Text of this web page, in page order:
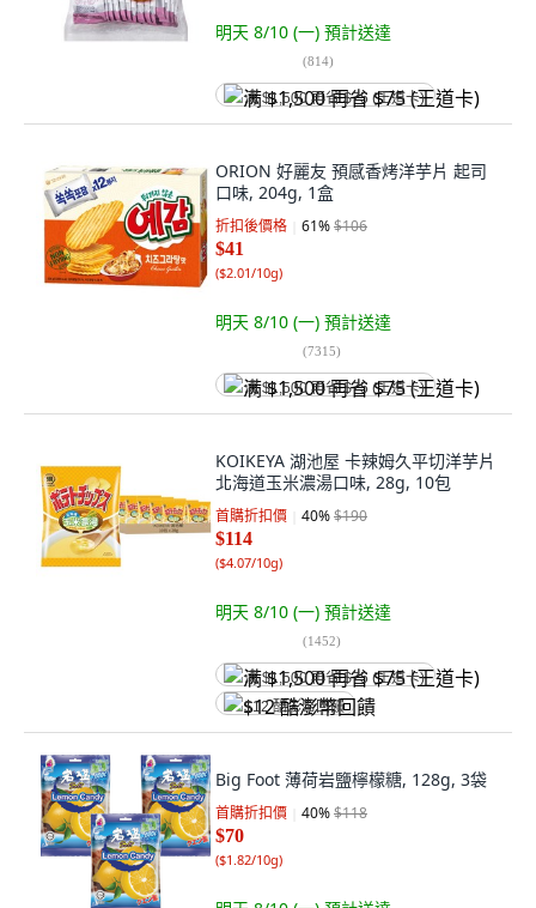
明天 8/10 (一) 預計送達
(814)
满 $1,500 再省 $75 (王道卡)
ORION 好麗友 預感香烤洋芋片 起司
口味, 204g, 1盒
折扣後價格 61%$106
$41
($2.01/10g)
明天 8/10 (一) 預計送達
(7315)
满 $1,500 再省 $75 (王道卡)
KOIKEYA 湖池屋 卡辣姆久平切洋芋片
北海道玉米濃湯口味, 28g, 10包
首購折扣價 40%$190
$114
($4.07/10g)
明天 8/10 (一) 預計送達
(1452)
满 $1,500 再省 $75 (王道卡)
$12 酷澎幣回饋
Big Foot 薄荷岩鹽檸檬糖, 128g, 3袋
首購折扣價 40%$118
$70
($1.82/10g)